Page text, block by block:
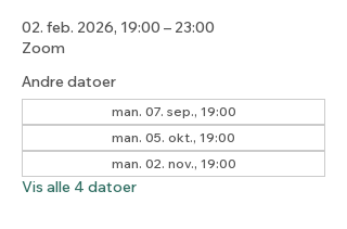
02. feb. 2026, 19:00 – 23:00
Zoom
Andre datoer
man. 07. sep., 19:00
man. 05. okt., 19:00
man. 02. nov., 19:00
Vis alle 4 datoer